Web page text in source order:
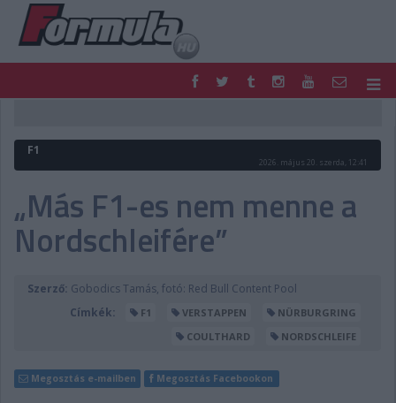
FORMULA
MOTOR
PODCAST
SHOP
LIVE
TIPPJÁTÉK
DIGITÁLIS MAGAZIN
PONTÁLLÁSOK
F1
2026. május 20. szerda, 12:41
„Más F1-es nem menne a
Nordschleifére”
Szerző: Gobodics Tamás, fotó: Red Bull Content Pool
Címkék:
F1 VERSTAPPEN
NÜRBURGRING
COULTHARD
NORDSCHLEIFE
Megosztás e-mailben Megosztás Facebookon